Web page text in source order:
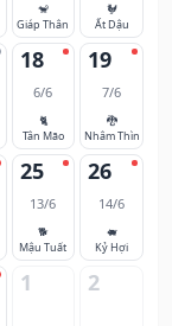
🐒
Giáp Thân
🐓
Ất Dậu
18
6/6
🐈
Tân Mão
19
7/6
🐉
Nhâm Thìn
25
13/6
🐕
Mậu Tuất
26
14/6
🐖
Kỷ Hợi
1 2